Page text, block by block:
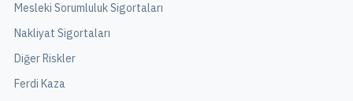
Mesleki Sorumluluk Sigortaları
Nakliyat Sigortaları
Diğer Riskler
Ferdi Kaza